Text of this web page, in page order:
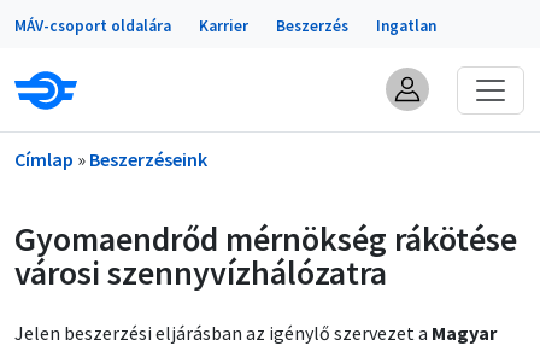
Ugrás a tartalomra
Portálok
MÁV-csoport oldalára Karrier Beszerzés Ingatlan
Morzsa
Címlap Beszerzéseink
Gyomaendrőd mérnökség rákötése
városi szennyvízhálózatra
Jelen beszerzési eljárásban az igénylő szervezet a Magyar